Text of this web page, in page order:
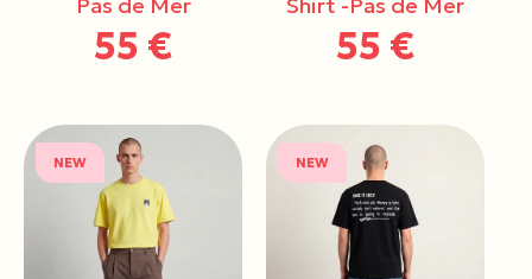
Pas de Mer
55 €
Shirt -Pas de Mer
55 €
NEW NEW